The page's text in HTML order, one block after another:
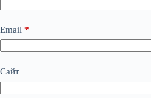
Email *
Сайт